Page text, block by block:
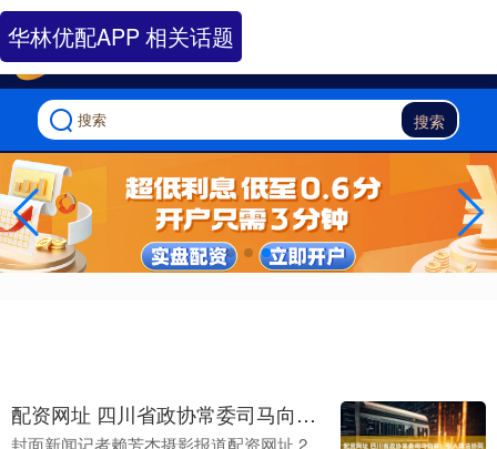
-->
搜索
华林优配APP 相关话题
配资网址 四川省政协常委司马向林：引入算法协同 让AI来当“智能调解员”｜委员在这里
封面新闻记者赖芳杰摄影报道配资网址 2